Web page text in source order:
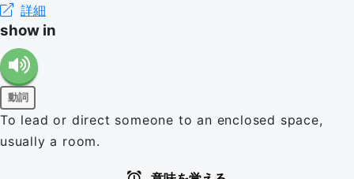
詳細
show in
動詞
To lead or direct someone to an enclosed space,
usually a room.